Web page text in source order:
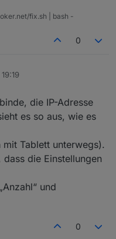
fix.sh | bash -
0
die IP-Adresse
es so aus, wie es
Tablett unterwegs).
die Einstellungen
und
0